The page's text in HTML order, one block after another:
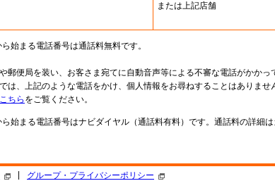
または上記店舗
始まる電話番号は通話料無料です。
郵便局を装い、お客さま宛てに自動音声等による不審な電話がかかっ
は、上記のような電話をかけ、個人情報をお尋ねすることはありませ
こちら をご覧ください。
始まる電話番号はナビダイヤル（通話料有料）です。通話料の詳細は
グループ・プライバシーポリシー